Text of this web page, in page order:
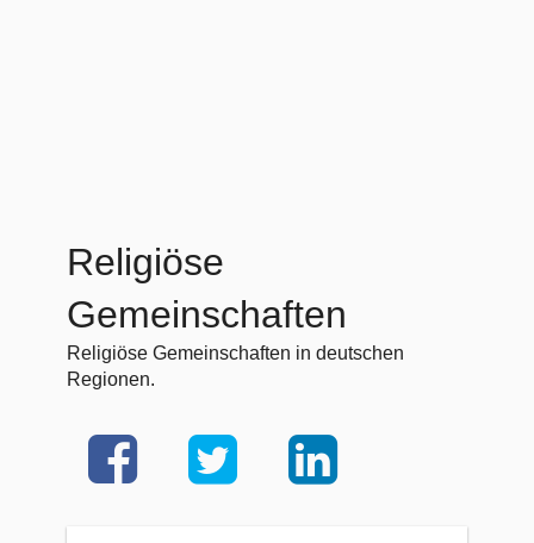
Religiöse
Gemeinschaften
Religiöse Gemeinschaften in deutschen
Regionen.